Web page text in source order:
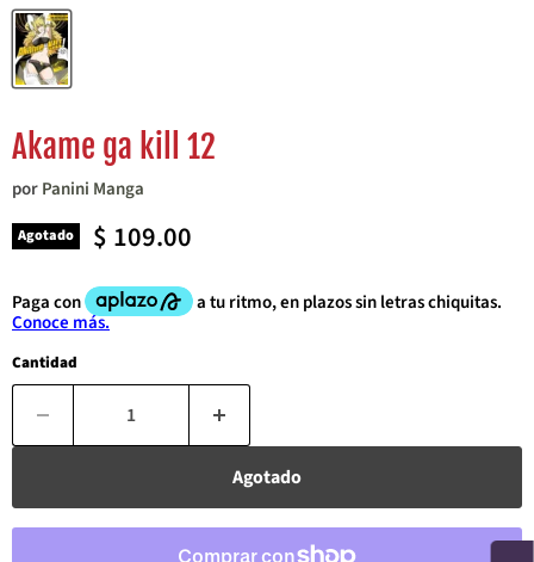
Akame ga kill 12
porPanini Manga
Agotado Precio actual
$ 109.00
Cantidad
Agotado